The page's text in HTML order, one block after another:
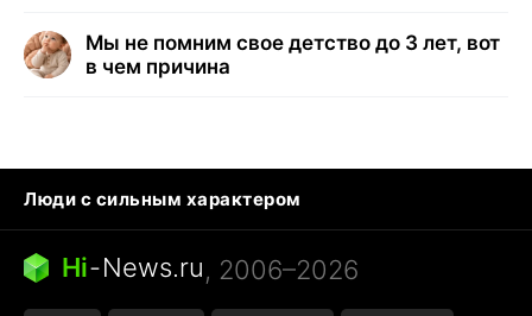
Мы не помним свое детство до 3 лет, вот
в чем причина
Люди с сильным характером
Кошка писает на кровать
Тунцы в океанариуме
Ядовитые пауки России
Города в ядерной войне
Hi-News.ru, 2006–2026